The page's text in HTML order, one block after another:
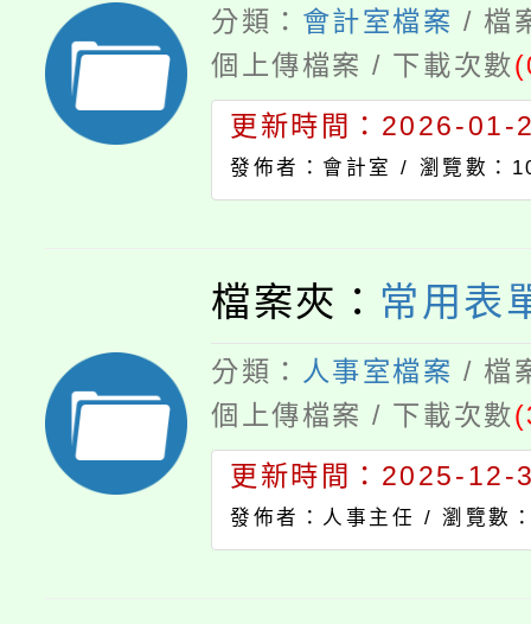
分類： 會計室檔案 / 檔
個上傳檔案 / 下載次數
更新時間：2026-01-
發佈者：會計室 / 瀏覽數：
檔案夾： 常用表
分類： 人事室檔案 / 檔
個上傳檔案 / 下載次數
更新時間：2025-12-
發佈者：人事主任 /瀏覽數